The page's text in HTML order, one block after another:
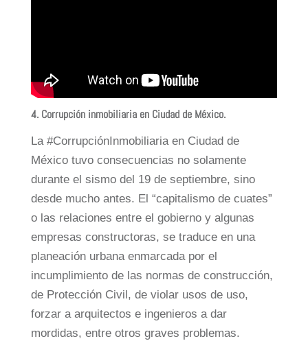
4. Corrupción inmobiliaria en Ciudad de México.
La #CorrupciónInmobiliaria en Ciudad de
México tuvo consecuencias no solamente
durante el sismo del 19 de septiembre, sino
desde mucho antes. El “capitalismo de cuates”
o las relaciones entre el gobierno y algunas
empresas constructoras, se traduce en una
planeación urbana enmarcada por el
incumplimiento de las normas de construcción,
de Protección Civil, de violar usos de uso,
forzar a arquitectos e ingenieros a dar
mordidas, entre otros graves problemas.